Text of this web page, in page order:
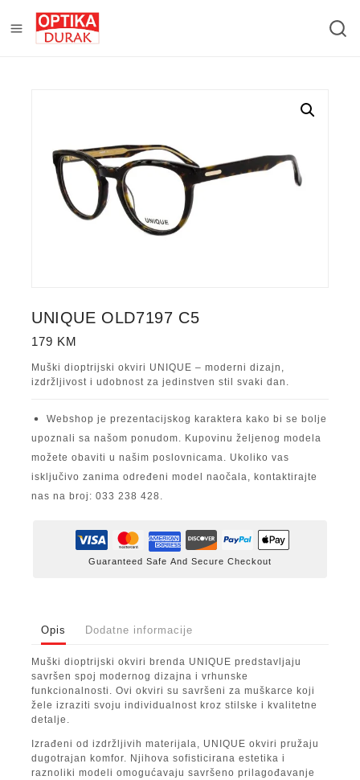
UNIQUE OLD7197 C5
179 KM
Muški dioptrijski okviri UNIQUE – moderni dizajn,
izdržljivost i udobnost za jedinstven stil svaki dan.
Webshop je prezentacijskog karaktera kako bi se bolje
upoznali sa našom ponudom. Kupovinu željenog modela
možete obaviti u našim poslovnicama. Ukoliko vas
isključivo zanima određeni model naočala, kontaktirajte
nas na broj: 033 238 428.
Guaranteed Safe And Secure Checkout
Opis Dodatne informacije
Muški dioptrijski okviri brenda UNIQUE predstavljaju
savršen spoj modernog dizajna i vrhunske
funkcionalnosti. Ovi okviri su savršeni za muškarce koji
žele izraziti svoju individualnost kroz stilske i kvalitetne
detalje.
Izrađeni od izdržljivih materijala, UNIQUE okviri pružaju
dugotrajan komfor. Njihova sofisticirana estetika i
raznoliki modeli omogućavaju savršeno prilagođavanje